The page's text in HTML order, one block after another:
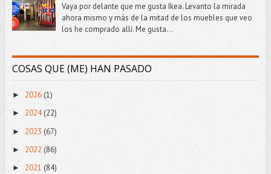
Vaya por delante que me gusta Ikea. Levanto la mirada
ahora mismo y más de la mitad de los muebles que veo
los he comprado allí. Me gusta...
COSAS QUE (ME) HAN PASADO
► 2026(1)
► 2024(22)
► 2023 (67)
► 2022 (86)
► 2021 (84)